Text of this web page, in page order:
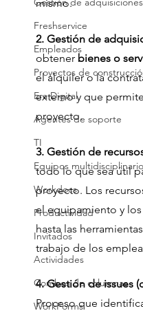
Freshservice
Empleados
Proyectos de
Era Digital
Agentes de soporte
TI
Equipos
Workdocs
Productividad
Invitados
Actividades
Combos de columnas
WorkForms
mismo.
2. Gestión de
obtener bienes o
el alquiler o la
externo y que
proyecto.
3. Gestión de
todo lo que sea útil
proyecto. Los
el equipamiento y
hasta las
trabajo de los
4. Gestión de issues
Proceso que